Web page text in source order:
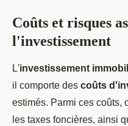
Coûts et risques
l'investissement
L'investissement
il comporte des coûts
estimés. Parmi ces coûts,
les taxes foncières, ainsi